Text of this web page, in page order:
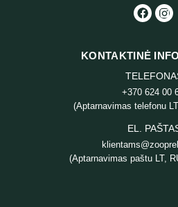
KONTAKTINĖ
+370 624 00
(Aptarnavimas telefonu
EL.
(Aptarnavimas paštu LT,